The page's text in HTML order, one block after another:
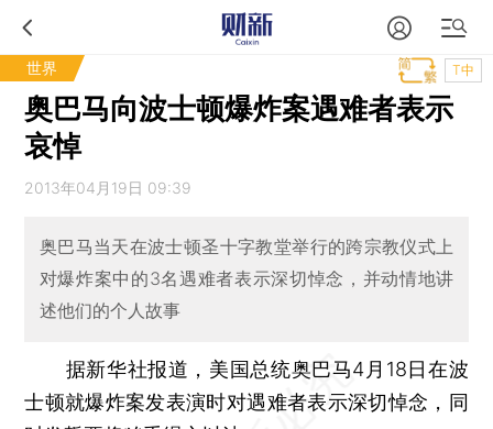
世界 T中
奥巴马向波士顿爆炸案遇难者表示
哀悼
2013年04月19日 09:39
奥巴马当天在波士顿圣十字教堂举行的跨宗教仪式上
对爆炸案中的3名遇难者表示深切悼念，并动情地讲
述他们的个人故事
据新华社报道，美国总统奥巴马4月18日在波
士顿就爆炸案发表演时对遇难者表示深切悼念，同